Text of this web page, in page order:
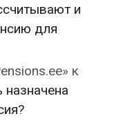
и
для
к